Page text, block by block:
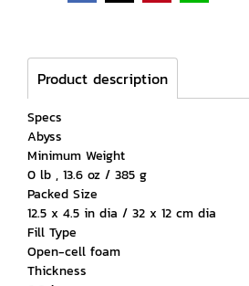
Product description
Specs
Abyss
Minimum Weight
0 lb , 13.6 oz / 385 g
Packed Size
12.5 x 4.5 in dia / 32 x 12 cm dia
Fill Type
Open-cell foam
Thickness